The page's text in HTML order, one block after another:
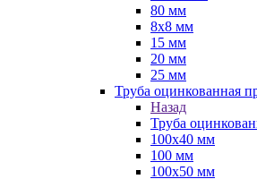
80 мм
8х8 мм
15 мм
20 мм
25 мм
Труба оцинкованная
Назад
Труба
100х40 мм
100 мм
100х50 мм